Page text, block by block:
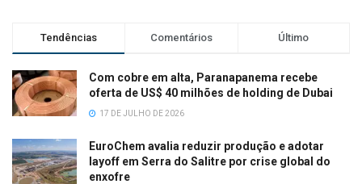
Tendências Comentários Último
Com cobre em alta, Paranapanema recebe
oferta de US$ 40 milhões de holding de Dubai
17 DE JULHO DE 2026
EuroChem avalia reduzir produção e adotar
layoff em Serra do Salitre por crise global do
enxofre